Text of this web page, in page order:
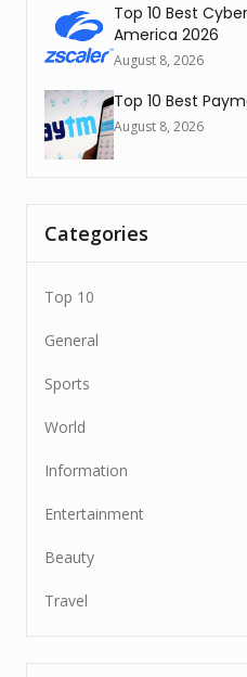
Top 10 Best
America 2026
August 8, 2026
Top 10 Best
August 8, 2026
Categories
Top 10
General
Sports
World
Information
Entertainment
Beauty
Travel